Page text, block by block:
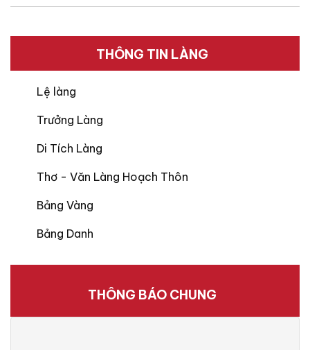
THÔNG TIN LÀNG
Lệ làng
Trưởng Làng
Di Tích Làng
Thơ - Văn Làng Hoạch Thôn
Bảng Vàng
Bảng Danh
THÔNG BÁO CHUNG